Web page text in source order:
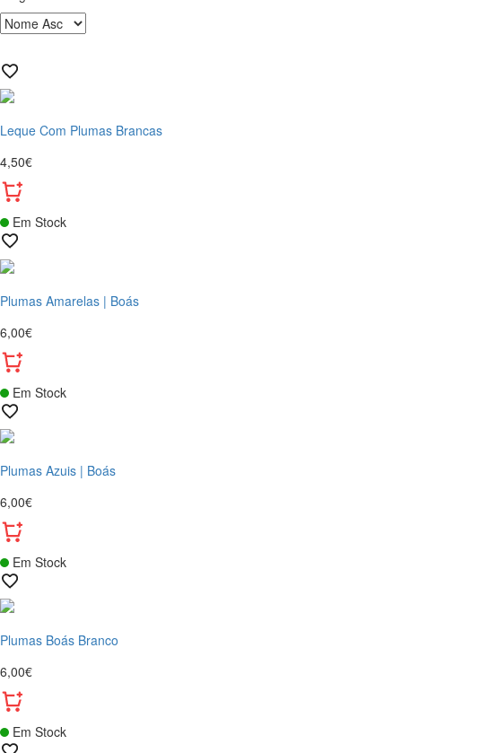
Leque Com Plumas Brancas
4,50€
Em Stock
Plumas Amarelas | Boás
6,00€
Em Stock
Plumas Azuis | Boás
6,00€
Em Stock
Plumas Boás Branco
6,00€
Em Stock